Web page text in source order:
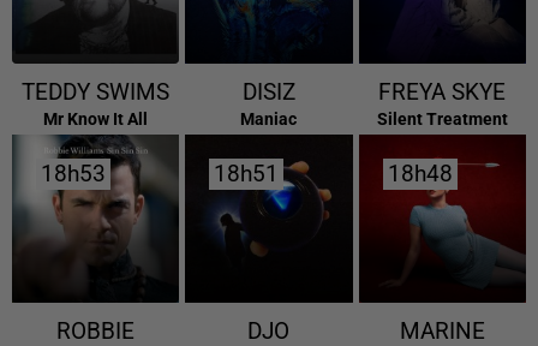
TEDDY SWIMS
Mr Know It All
DISIZ
Maniac
FREYA SKYE
Silent Treatment
18h53
18h53
ROBBIE
18h51
18h51
DJO
18h48
18h48
MARINE